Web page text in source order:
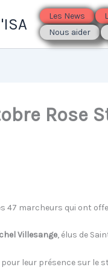
Les News
Nous aider
Rose
47 marcheurs qui ont
Villesange, élus de
leur présence sur le